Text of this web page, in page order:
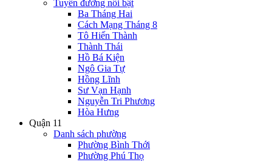
Tuyến đường nổi bật
Ba Tháng Hai
Cách Mạng Tháng 8
Tô Hiến Thành
Thành Thái
Hồ Bá Kiện
Ngô Gia Tự
Hồng Lĩnh
Sư Vạn Hạnh
Nguyễn Tri Phương
Hòa Hưng
Quận 11
Danh sách phường
Phường Bình Thới
Phường Phú Thọ